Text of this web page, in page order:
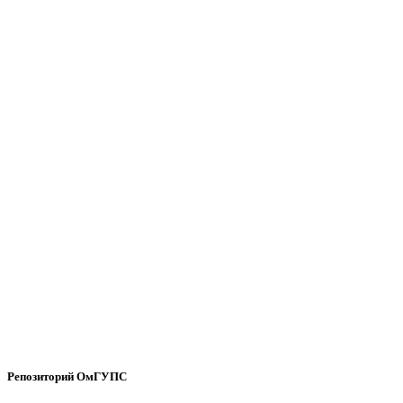
Репозиторий ОмГУПС